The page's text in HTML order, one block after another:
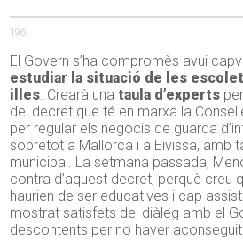
196
El Govern s’ha compromès avui
estudiar la situació de les
illes. Crearà una taula d’experts
del decret que té en marxa la
per regular els negocis de guarda
sobretot a Mallorca i a Eivissa, amb
municipal. La setmana passada,
contra d’aquest decret, perquè creu
haurien de ser educatives i cap
mostrat satisfets del diàleg amb el
descontents per no haver